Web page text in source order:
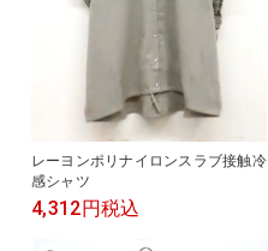
レーヨンポリナイロンスラブ接触冷
感シャツ
4,312円税込